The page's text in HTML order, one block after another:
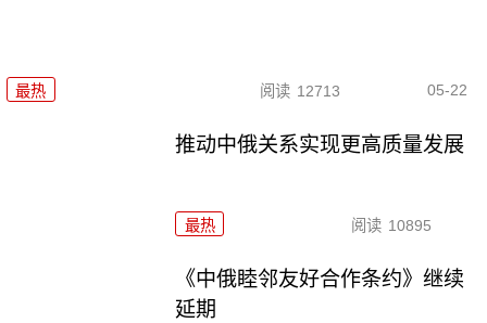
最热 阅读 12713 05-22
推动中俄关系实现更高质量发展
最热 阅读 10895
《中俄睦邻友好合作条约》继续
延期